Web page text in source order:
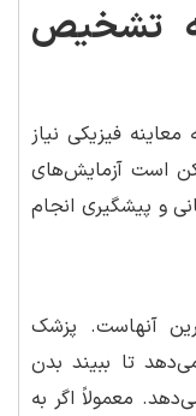
تشخیص
معاینه فیزیکی نیاز
است آزمایش‌های
و پیشگیری انجام
آنهاست. پزشک
تا ببیند بدن
معمولاً اگر به